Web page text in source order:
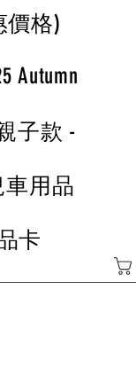
價格)
Autumn
子款 -
車用品
卡